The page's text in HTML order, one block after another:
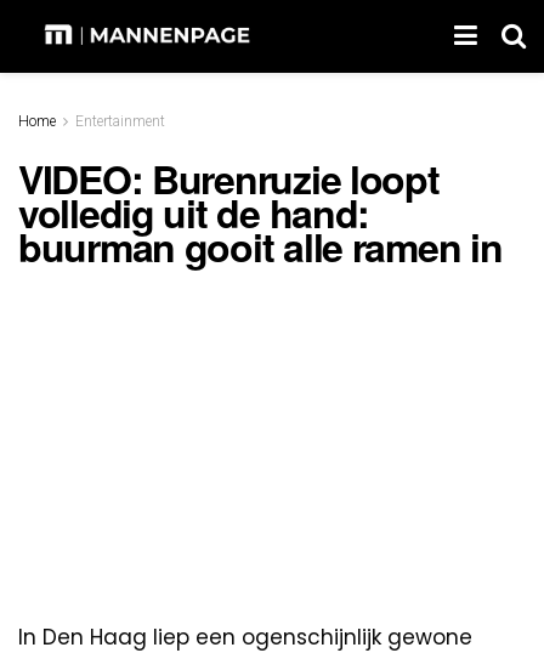
Home Entertainment
VIDEO: Burenruzie loopt
volledig uit de hand:
buurman gooit alle ramen in
In Den Haag liep een ogenschijnlijk gewone